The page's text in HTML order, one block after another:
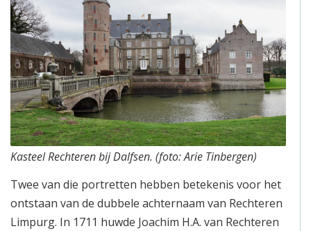
Kasteel Rechteren bij Dalfsen. (foto: Arie Tinbergen)
Twee van die portretten hebben betekenis voor het
ontstaan van de dubbele achternaam van Rechteren
Limpurg. In 1711 huwde Joachim H.A. van Rechteren